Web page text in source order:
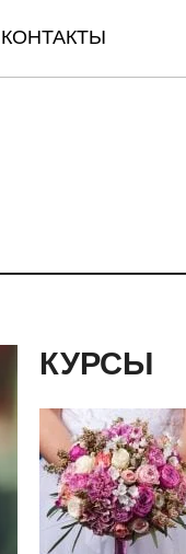
КОНТАКТЫ
КУРСЫ